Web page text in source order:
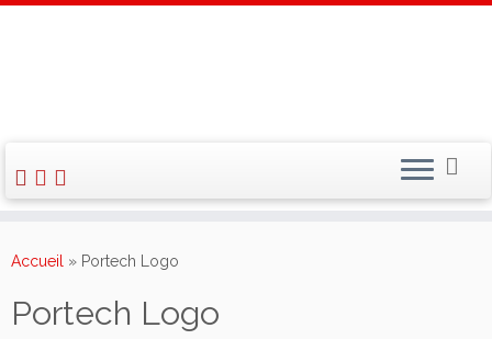
Accueil » Portech Logo
Portech Logo